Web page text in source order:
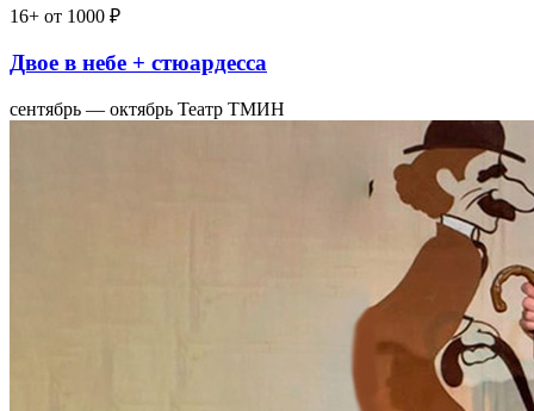
16+ от 1000 ₽
Двое в небе + стюардесса
сентябрь — октябрь Театр ТМИН